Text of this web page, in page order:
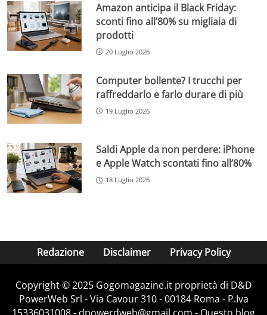
Amazon anticipa il Black Friday:
sconti fino all’80% su migliaia di
prodotti
20 Luglio 2026
Computer bollente? I trucchi per
raffreddarlo e farlo durare di più
19 Luglio 2026
Saldi Apple da non perdere: iPhone
e Apple Watch scontati fino all’80%
18 Luglio 2026
Redazione Disclaimer Privacy Policy
Copyright © 2025 Gogomagazine.it proprietà di D&D
PowerWeb Srl - Via Cavour 310 - 00184 Roma - P.Iva